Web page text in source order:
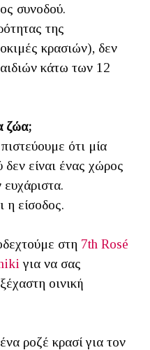
συνοδού.
της
κρασιών), δεν
κάτω των 12
ζώα;
ότι μία
είναι ένας χώρος
η είσοδος.
στη 7th Rosé
για να σας
οινική
ροζέ κρασί για τον